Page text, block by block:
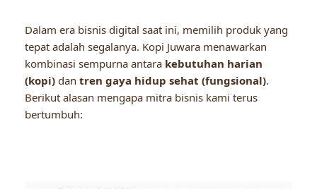
Dalam era bisnis digital saat ini, memilih produk yang
tepat adalah segalanya. Kopi Juwara menawarkan
kombinasi sempurna antara kebutuhan harian
(kopi) dan tren gaya hidup sehat (fungsional).
Berikut alasan mengapa mitra bisnis kami terus
bertumbuh: